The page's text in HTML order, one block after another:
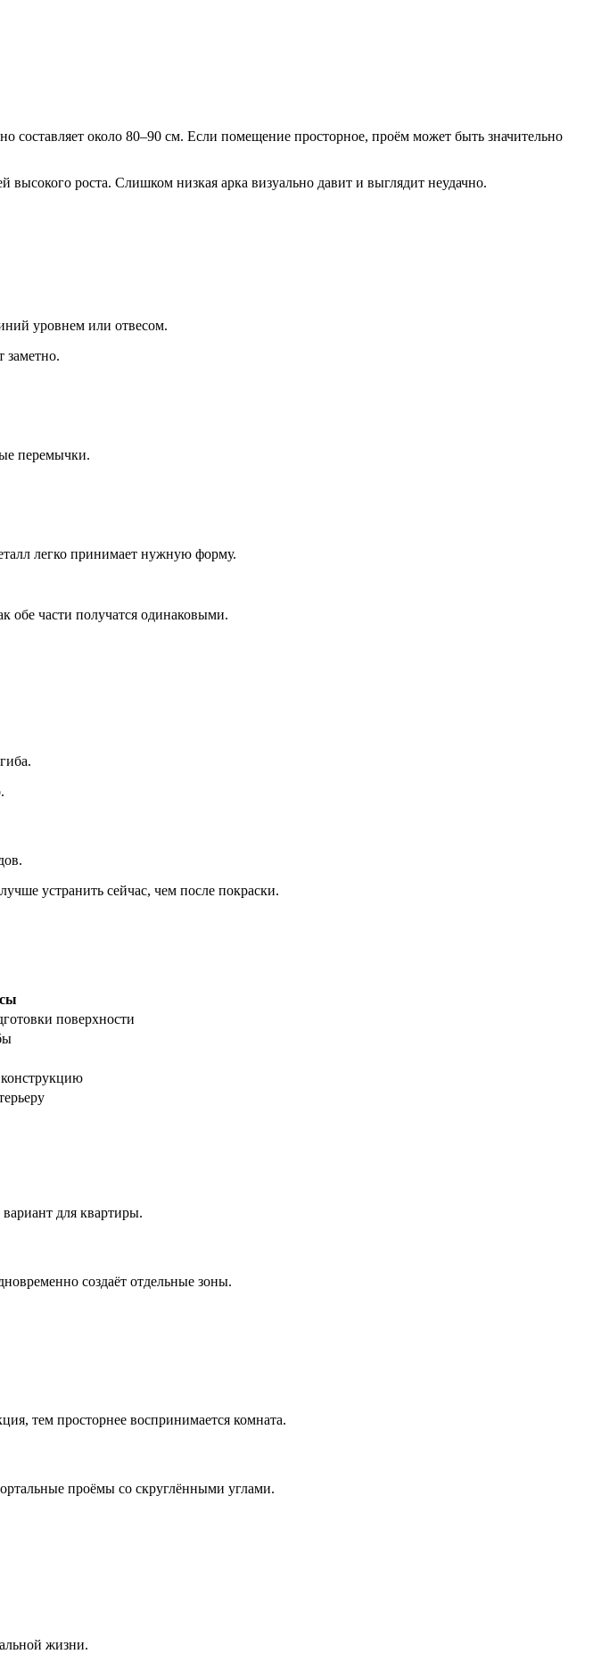
около 80–90 см. Если помещение просторное, проём может быть значительно
роста. Слишком низкая арка визуально давит и выглядит неудачно.
уровнем или отвесом.
заметно.
перемычки.
легко принимает нужную форму.
обе части получатся одинаковыми.
устранить сейчас, чем после покраски.
поверхности
конструкцию
для квартиры.
создаёт отдельные зоны.
тем просторнее воспринимается комната.
проёмы со скруглёнными углами.
жизни.